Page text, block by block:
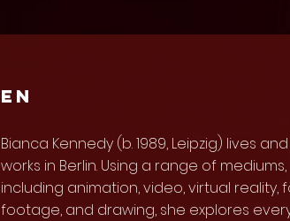
EN
Bianca Kennedy (b. 1989, Leipzig) lives and
works in Berlin. Using a range of mediums,
including animation, video, virtual reality,
footage, and drawing, she explores